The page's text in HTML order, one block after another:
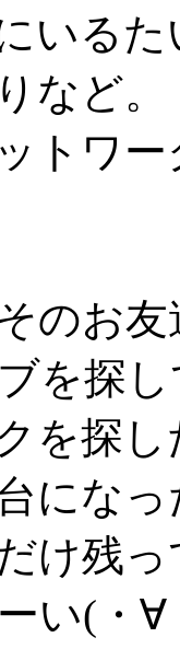
いる
など。
トワ
のお友
を探
を探し
にな
け残
い(・∀